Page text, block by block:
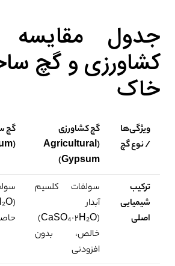
جدول
کشاورزی و گچ
خاک
ویژگی‌ها
/ نوع گچ
گچ کشاورزی
(Agricultural
Gypsum)
گچ
(Building Gypsum)
ترکیب
شیمیایی
اصلی
سولفات کلسیم
آبدار
(CaSO₄·2H₂O)
خالص، بدون
افزودنی